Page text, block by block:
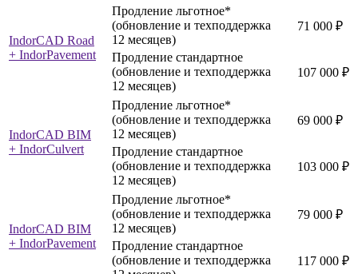
IndorCAD Road
+ IndorPavement
Продление льготное*
(обновление и техподдержка
12 месяцев)
71 000 ₽
Продление стандартное
(обновление и техподдержка
12 месяцев)
107 000 ₽
IndorCAD BIM
+ IndorCulvert
Продление льготное*
(обновление и техподдержка
12 месяцев)
69 000 ₽
Продление стандартное
(обновление и техподдержка
12 месяцев)
103 000 ₽
IndorCAD BIM
+ IndorPavement
Продление льготное*
(обновление и техподдержка
12 месяцев)
79 000 ₽
Продление стандартное
(обновление и техподдержка
117 000 ₽